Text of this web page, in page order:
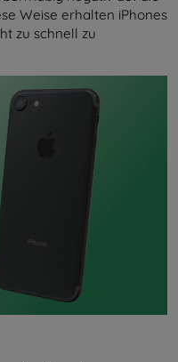
Weise erhalten iPhones
zu schnell zu